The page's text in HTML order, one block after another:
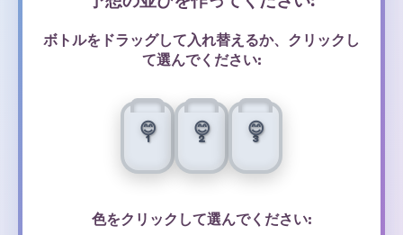
ボトルをドラッグして入れ替えるか、クリックし
て選んでください:
1 2 3
色をクリックして選んでください: